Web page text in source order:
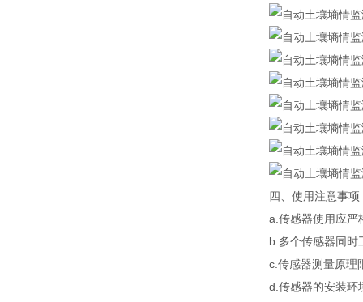
四、使用注意事项
a.传感器使用应严
b.多个传感器同时
c.传感器测量原理
d.传感器的安装环